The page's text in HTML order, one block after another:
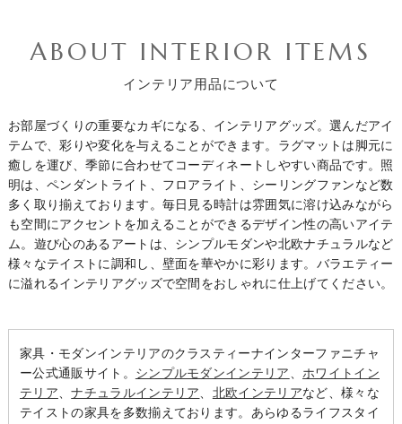
ABOUT INTERIOR ITEMS
インテリア用品について
お部屋づくりの重要なカギになる、インテリアグッズ。選んだアイ
テムで、彩りや変化を与えることができます。ラグマットは脚元に
癒しを運び、季節に合わせてコーディネートしやすい商品です。照
明は、ペンダントライト、フロアライト、シーリングファンなど数
多く取り揃えております。毎日見る時計は雰囲気に溶け込みながら
も空間にアクセントを加えることができるデザイン性の高いアイテ
ム。遊び心のあるアートは、シンプルモダンや北欧ナチュラルなど
様々なテイストに調和し、壁面を華やかに彩ります。バラエティー
に溢れるインテリアグッズで空間をおしゃれに仕上げてください。
家具・モダンインテリアのクラスティーナインターファニチャ
ー公式通販サイト。 シンプルモダンインテリア、ホワイトイン
テリア、ナチュラルインテリア、 北欧インテリアなど、様々な
テイストの家具を多数揃えております。あらゆるライフスタイ